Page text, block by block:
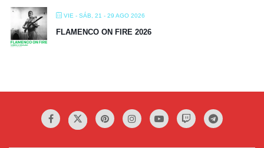
VIE - SÁB, 21 - 29 AGO 2026
FLAMENCO ON FIRE 2026